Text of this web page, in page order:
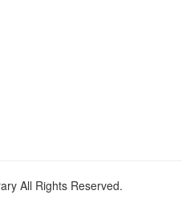
All Rights Reserved.